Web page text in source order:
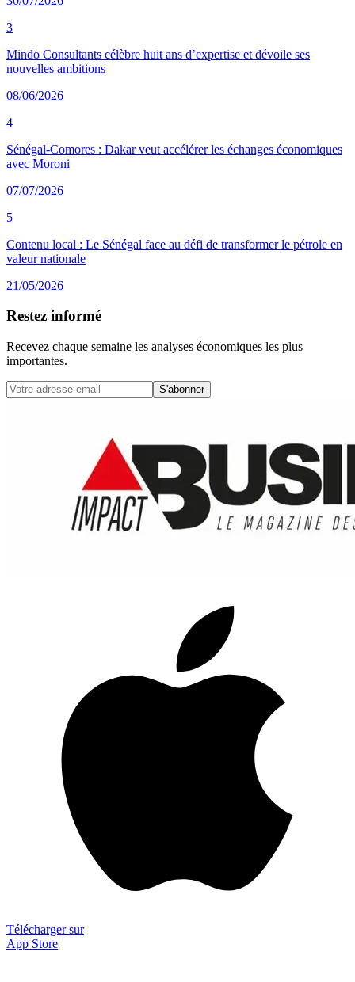
3
Mindo Consultants célèbre huit ans d’expertise et dévoile ses
nouvelles ambitions
08/06/2026
4
Sénégal-Comores : Dakar veut accélérer les échanges économiques
avec Moroni
07/07/2026
5
Contenu local : Le Sénégal face au défi de transformer le pétrole en
valeur nationale
21/05/2026
Restez informé
Recevez chaque semaine les analyses économiques les plus
importantes.
S'abonner
Télécharger sur
App Store